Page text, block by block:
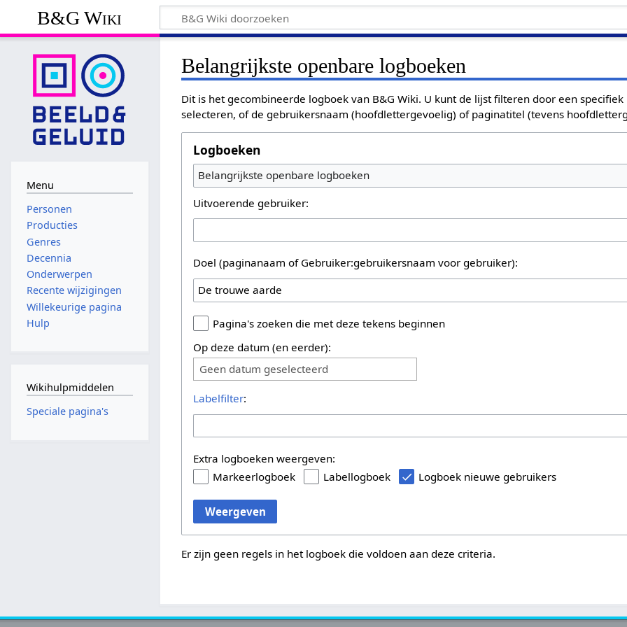
B&G Wiki
Belangrijkste openbare logboeken
Dit is het gecombineerde logboek van B&G Wiki. U kunt de lijst filteren door een
selecteren, of de gebruikersnaam (hoofdlettergevoelig) of paginatitel (tevens
Logboeken
Belangrijkste openbare logboeken
Uitvoerende gebruiker:
Doel (paginanaam of Gebruiker:gebruikersnaam voor gebruiker):
Pagina's zoeken die met deze tekens beginnen
Op deze datum (en eerder):
Geen datum geselecteerd
Labelfilter:
Extra logboeken weergeven:
Markeerlogboek
Labellogboek Logboek nieuwe gebruikers
Weergeven
Er zijn geen regels in het logboek die voldoen aan deze criteria.
Menu
Personen
Producties
Genres
Decennia
Onderwerpen
Recente wijzigingen
Willekeurige pagina
Hulp
Wikihulpmiddelen
Speciale pagina's